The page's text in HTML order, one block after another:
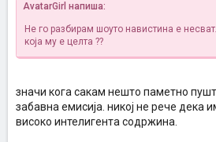
AvatarGirl напиша:
Не го разбирам шоуто навистина е
која му е целта ??
значи кога сакам нешто паметно
забавна емисија. никој не рече дека
високо интелигента содржина.